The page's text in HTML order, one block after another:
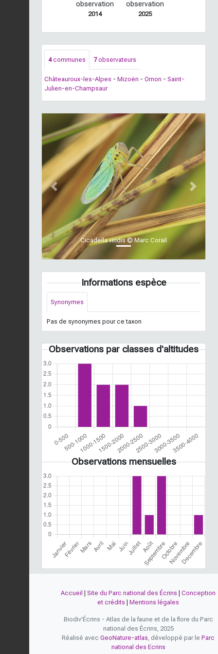
observation
2014
observation
2025
4communes 7observateurs
Châteauroux-les-Alpes - Mizoën - Ornon - Saint-
Julien-en-Champsaur
Cicadella viridis © Marc Corail
Previous Next
Informations espèce
Synonymes
Pas de synonymes pour ce taxon
Observations par classes d'altitudes
Observations mensuelles
Accueil Site du Parc national des Écrins
Conception
et crédits
Mentions légales
Biodiv'Écrins - Atlas de la faune et de la flore du Parc
national des Écrins, 2025
Réalisé avec GeoNature-atlas, développé par le Parc
national des Ecrins